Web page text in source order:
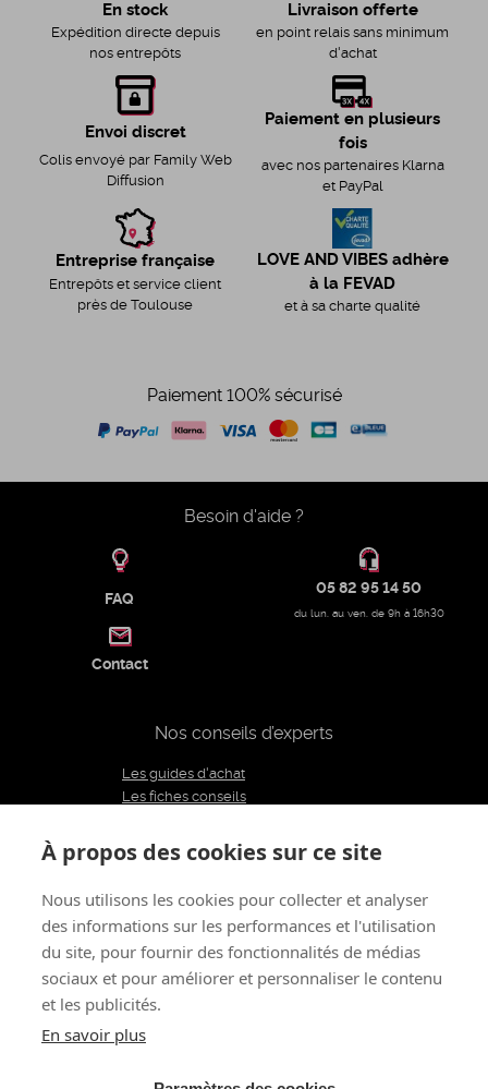
En stock
Expédition directe depuis
nos entrepôts
Livraison offerte
en point relais sans minimum
d'achat
Envoi discret
Colis envoyé par Family Web
Diffusion
Paiement en plusieurs
fois
avec nos partenaires Klarna
et PayPal
Entreprise française
Entrepôts et service client
près de Toulouse
LOVE AND VIBES adhère
à la FEVAD
et à sa charte qualité
Paiement 100% sécurisé
Besoin d'aide ?
FAQ
05 82 95 14 50
du lun. au ven. de 9h à 16h30
Contact
Nos conseils d’experts
Les guides d'achat
Les fiches conseils
Le blog
Restons connectés
© 2011 - 2026 LOVE AND VIBES Tous droits réservés
À propos des cookies sur ce site
Nous utilisons les cookies pour collecter et analyser
des informations sur les performances et l'utilisation
du site, pour fournir des fonctionnalités de médias
sociaux et pour améliorer et personnaliser le contenu
et les publicités.
En savoir plus